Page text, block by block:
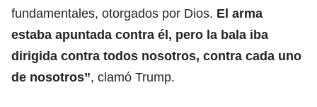
fundamentales, otorgados por Dios. El arma
estaba apuntada contra él, pero la bala iba
dirigida contra todos nosotros, contra cada uno
de nosotros”, clamó Trump.